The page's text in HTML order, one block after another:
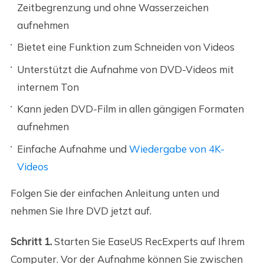
Zeitbegrenzung und ohne Wasserzeichen
aufnehmen
Bietet eine Funktion zum Schneiden von Videos
Unterstützt die Aufnahme von DVD-Videos mit
internem Ton
Kann jeden DVD-Film in allen gängigen Formaten
aufnehmen
Einfache Aufnahme undWiedergabe von 4K-
Videos
Folgen Sie der einfachen Anleitung unten und
nehmen Sie Ihre DVD jetzt auf.
Schritt 1.Starten Sie EaseUS RecExperts auf Ihrem
Computer. Vor der Aufnahme können Sie zwischen